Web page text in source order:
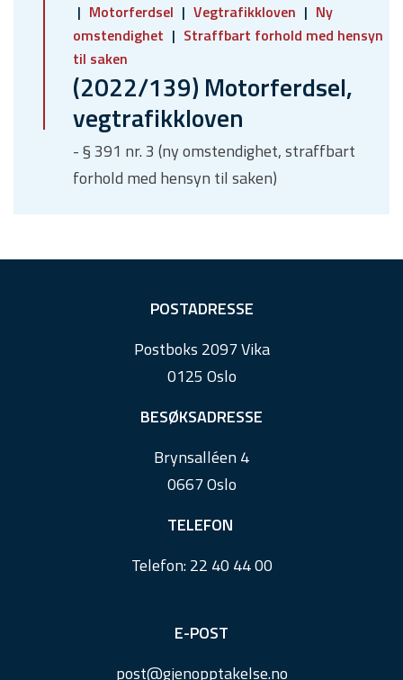
Motorferdsel Vegtrafikkloven
Ny
omstendighet
Straffbart forhold med hensyn
til saken
(2022/139) Motorferdsel,
vegtrafikkloven
- § 391 nr. 3 (ny omstendighet, straffbart
forhold med hensyn til saken)
POSTADRESSE
Postboks 2097 Vika
0125 Oslo
BESØKSADRESSE
Brynsalléen 4
0667 Oslo
TELEFON
Telefon:22 40 44 00
E-POST
post@gjenopptakelse.no